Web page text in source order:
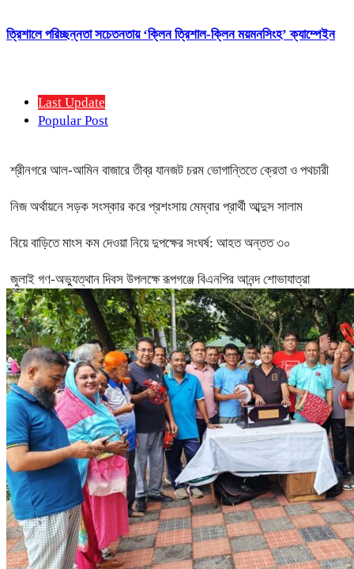
ত্রিশালে পরিচ্ছন্নতা সচেতনতায় ‘ক্লিন ত্রিশাল-ক্লিন ময়মনসিংহ’ ক্যাম্পেইন
Last Update
Popular Post
শ্রীনগরে আল-আমিন বাজারে তীব্র যানজট চরম ভোগান্তিতে ক্রেতা ও পথচারী
নিজ অর্থায়নে সড়ক সংস্কার করে প্রশংসায় মেম্বার প্রার্থী আব্দুস সালাম
বিয়ে বাড়িতে মাংস কম দেওয়া নিয়ে দুপক্ষের সংঘর্ষ: আহত অন্তত ৩০ ​
জুলাই গণ-অভ্যুত্থান দিবস উপলক্ষে রূপগঞ্জে বিএনপির আনন্দ শোভাযাত্রা